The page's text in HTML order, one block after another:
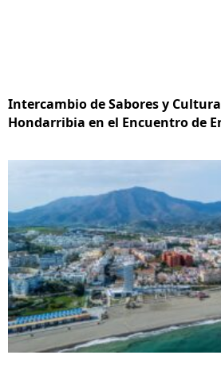
Intercambio de Sabores y
Hondarribia en el Encuentro de